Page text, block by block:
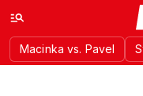
Macinka vs. Pavel